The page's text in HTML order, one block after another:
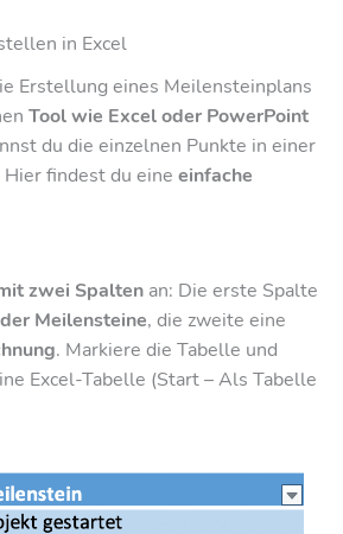
in Excel
Erstellung eines Meilensteinplans
Toolwie Excel oder PowerPoint
du die einzelnen Punkte in einer
findest du eine einfache
zwei Spalten an: Die erste Spalte
Meilensteine, die zweite eine
. Markiere die Tabelle und
Excel-Tabelle (Start – Als Tabelle